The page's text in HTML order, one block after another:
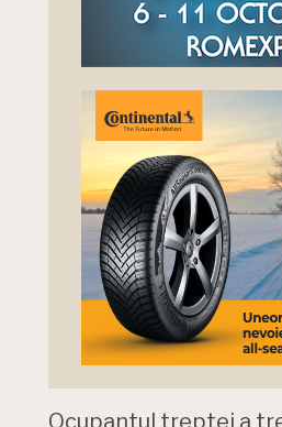
Ocupantul treptei a